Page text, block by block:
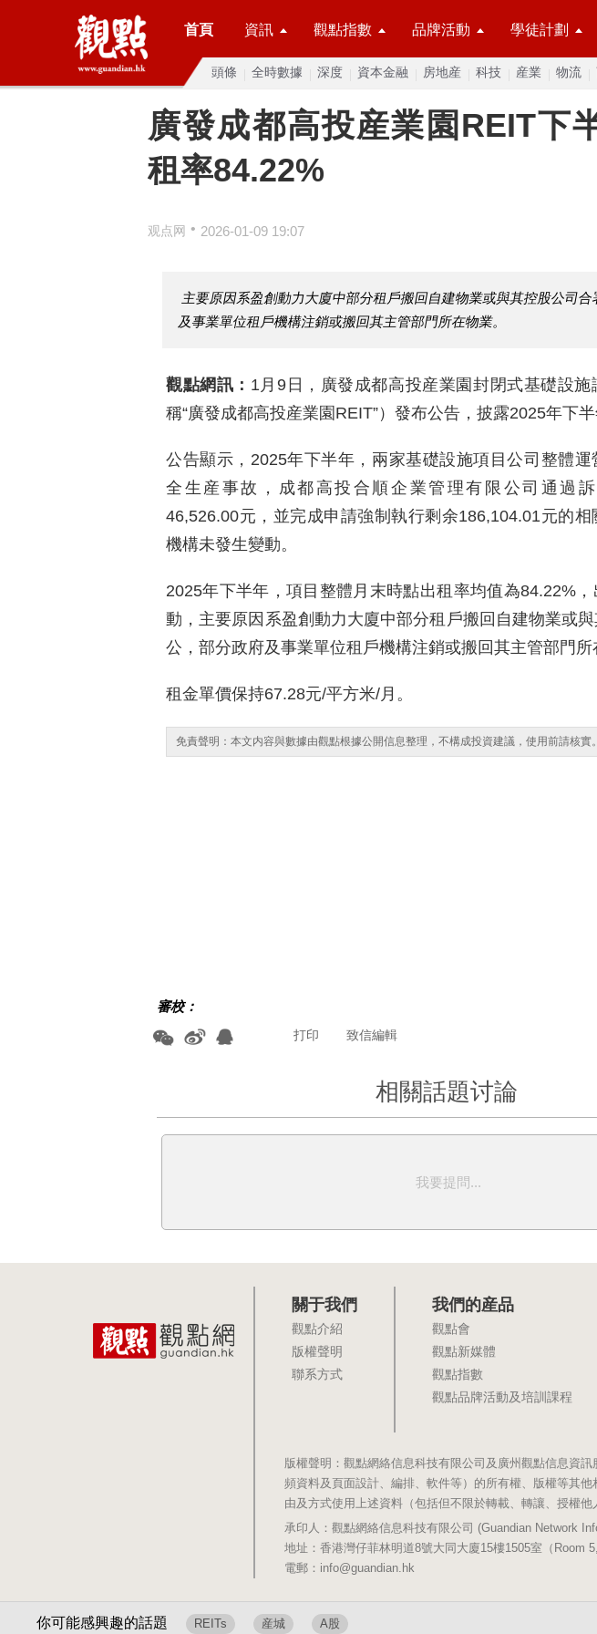
首頁 資訊 觀點指數 品牌活動 學徒計劃
頭條 全時數據 深度 資本金融 房地産 科技 産業 物流
廣發成都高投産業園REIT下
租率84.22%
观点网 • 2026-01-09 19:07
主要原因系盈創動力大廈中部分租戶搬回自建物業或與其控股公司
及事業單位租戶機構注銷或搬回其主管部門所在物業。
觀點網訊： 1月9日，廣發成都高投産業園封閉式基礎設施
稱“廣發成都高投産業園REIT”）發布公告，披露2025年下半
公告顯示，2025年下半年，兩家基礎設施項目公司整體運
全生産事故，成都高投合順企業管理有限公司通過
46,526.00元，並完成申請強制執行剩余186,104.01元的
機構未發生變動。
2025年下半年，項目整體月末時點出租率均值為84.22%
動，主要原因系盈創動力大廈中部分租戶搬回自建物業或
公，部分政府及事業單位租戶機構注銷或搬回其主管部門所
租金單價保持67.28元/平方米/月。
免責聲明：本文内容與數據由觀點根據公開信息整理，不構成投資建議，使用前請核實。
審校：
致信編輯
打印
相關話題讨論
我要提問...
你可能感興趣的話題 REITs 産城 A股
關于我們
觀點介紹
版權聲明
聯系方式
我們的産品
觀點會
觀點新媒體
觀點指數
觀點品牌活動及培訓課程
版權聲明：觀點網絡信息科技有限公司及廣州觀點信息資
頻資料及頁面設計、編排、軟件等）的所有權、版權等其
由及方式使用上述資料（包括但不限於轉載、轉讓、授權
承印人：觀點網絡信息科技有限公司 (Guandian Network
地址：香港灣仔菲林明道8號大同大廈15樓1505室（Room
電郵：info@guandian.hk